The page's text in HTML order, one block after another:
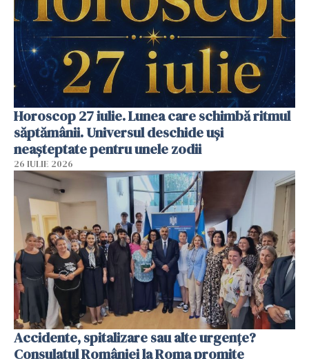
Horoscop 27 iulie. Lunea care schimbă ritmul
săptămânii. Universul deschide uși
neașteptate pentru unele zodii
26 IULIE 2026
Accidente, spitalizare sau alte urgențe?
Consulatul României la Roma promite